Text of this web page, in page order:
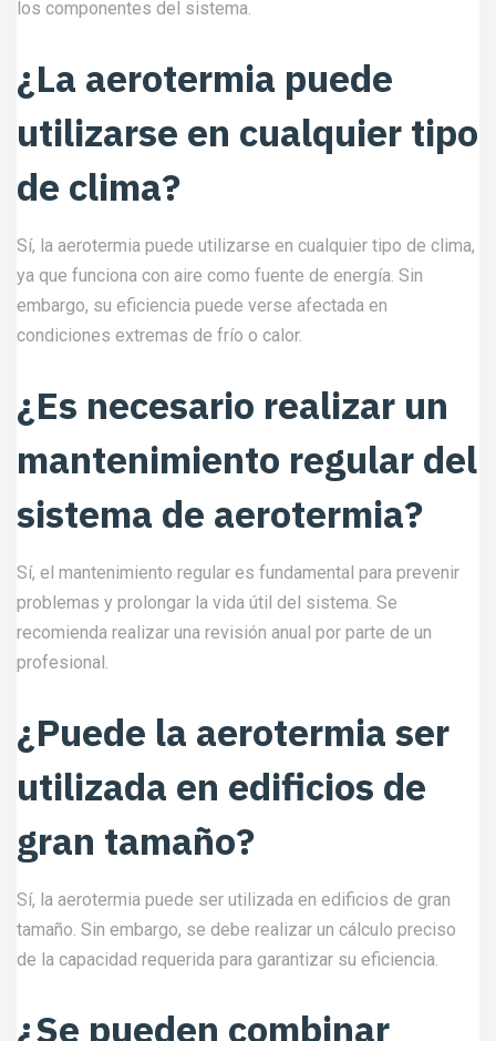
los componentes del sistema.
¿La aerotermia puede
utilizarse en cualquier tipo
de clima?
Sí, la aerotermia puede utilizarse en cualquier tipo de clima,
ya que funciona con aire como fuente de energía. Sin
embargo, su eficiencia puede verse afectada en
condiciones extremas de frío o calor.
¿Es necesario realizar un
mantenimiento regular del
sistema de aerotermia?
Sí, el mantenimiento regular es fundamental para prevenir
problemas y prolongar la vida útil del sistema. Se
recomienda realizar una revisión anual por parte de un
profesional.
¿Puede la aerotermia ser
utilizada en edificios de
gran tamaño?
Sí, la aerotermia puede ser utilizada en edificios de gran
tamaño. Sin embargo, se debe realizar un cálculo preciso
de la capacidad requerida para garantizar su eficiencia.
¿Se pueden combinar